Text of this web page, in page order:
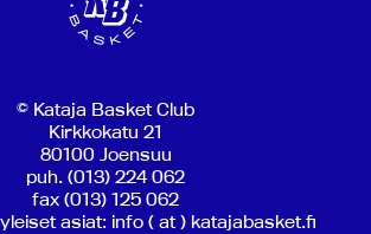
© Kataja Basket Club
Kirkkokatu 21
80100 Joensuu
puh. (013) 224 062
fax (013) 125 062
asiat: info ( at ) katajabasket.fi